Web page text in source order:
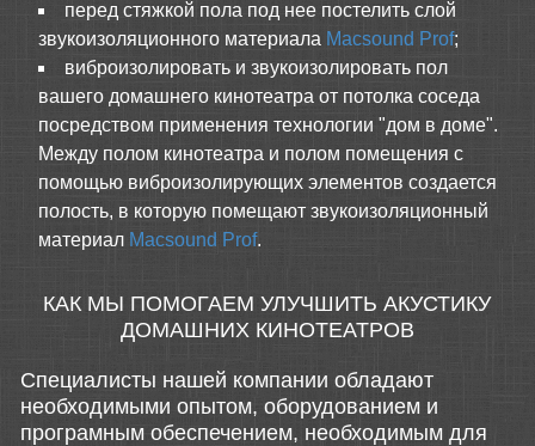
перед стяжкой пола под нее постелить слой
звукоизоляционного материала Macsound Prof;
виброизолировать и звукоизолировать пол
вашего домашнего кинотеатра от потолка соседа
посредством применения технологии "дом в доме".
Между полом кинотеатра и полом помещения с
помощью виброизолирующих элементов создается
полость, в которую помещают звукоизоляционный
материал Macsound Prof.
КАК МЫ ПОМОГАЕМ УЛУЧШИТЬ АКУСТИКУ
ДОМАШНИХ КИНОТЕАТРОВ
Специалисты нашей компании обладают
необходимыми опытом, оборудованием и
програмным обеспечением, необходимым для